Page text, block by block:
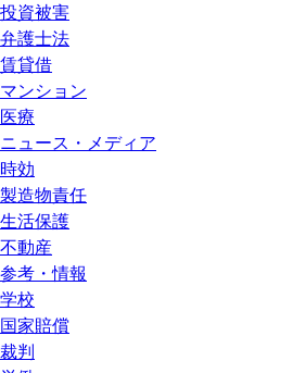
投資被害
弁護士法
賃貸借
マンション
医療
ニュース・メディア
時効
製造物責任
生活保護
不動産
参考・情報
学校
国家賠償
裁判